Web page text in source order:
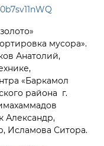
мусора».
Анатолий,
«Баркамол
района г.
Александр,
Исламова Ситора.